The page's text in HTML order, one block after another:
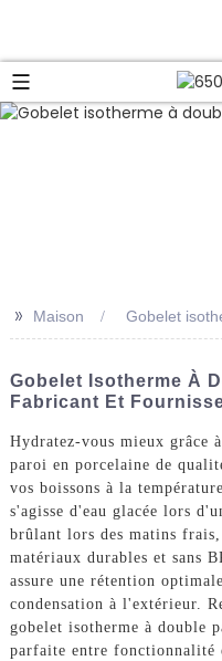
>> Maison Gobelet
Gobelet Isotherme À
Fabricant Et
Hydratez-vous mieux grâce
paroi en porcelaine de
vos boissons à la
s'agisse d'eau glacée lors
brûlant lors des matins
matériaux durables et sans
assure une rétention
condensation à l'extérieur.
gobelet isotherme à double
parfaite entre fonctionnalité